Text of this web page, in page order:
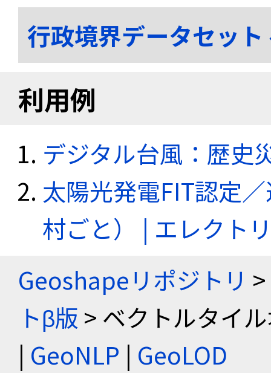
行政境界データセッ
利用例
デジタル台風：歴史
太陽光発電FIT認定
村ごと） | エレクト
Geoshapeリポジトリ >
トβ版 > ベクトルタイ
| GeoNLP | GeoLOD